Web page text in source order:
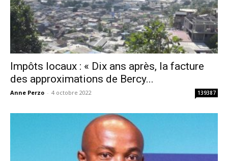
Impôts locaux : « Dix ans après, la facture
des approximations de Bercy...
Anne Perzo - 4 octobre 2022 139387